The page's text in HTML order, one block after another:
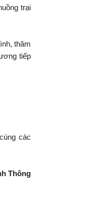
trại
thăm
tiếp
các
Thông